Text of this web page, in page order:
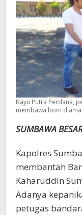
Bayu Putra Perdana,
membawa bom
SUMBAWA
Kapolres
membantah
Kaharuddin
Adanya
petugas